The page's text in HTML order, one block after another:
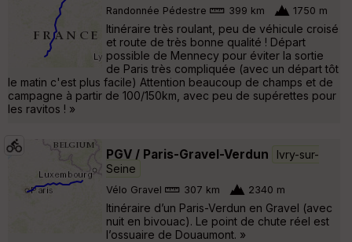
Randonnée Pédestre 399 km 1750 m
Itinéraire très roulant, peu de véhicule croisé
et route de très bonne qualité ! Départ
possible de Mennecy pour éviter la sortie
de Paris très compliquée (avec un départ tôt
le matin c'est plus facile) Attention beaucoup de champs et de
campagne à partir de 100/150km, avec peu de supérettes pour
les ravitos ! »
PGV / Paris-Gravel-Verdun
Ivry-sur-
Seine
Vélo Gravel 307 km 2340 m
Itinéraire d’un Paris-Verdun en Gravel (avec
nuit en bivouac). Le point de chute réel est
l’ossuaire de Douaumont. »